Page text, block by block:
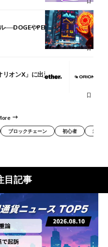
──DOGEやPEPEに続く注目銘柄
リオンX」に出資──中南米の金
ブロックチェーン 初心者 米国
目記事